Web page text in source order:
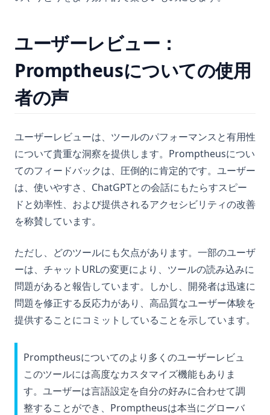
What Is Elif in Python - Explained!
What is Boolean in Python?
What is Do Nothing in Python? Understanding The Pass
Statement
What is Parsing in Python - Explained!
Library
What is XGBoost, The Powerhouse of Machine Learning
Algorithms
What is an Expression in Python?
What is the Difference? Python vs ActivePython vs
Anaconda Compared
ド方法
Windows、Mac、LinuxのPythonのアップグレード方法
XGBoostとは、機械学習アルゴリズムのパワーハウス
Zen of Python: What It Is And How to Access
[解説] Python、Pandas、PySparkでのデータフレームのグルー
プ化方法
ipykernel: Jupyter Notebook 用の Python カーネルの説明
ユーザーレビュー：
Promptheusについての使用
者の声
ユーザーレビューは、ツールのパフォーマンスと有用性
について貴重な洞察を提供します。Promptheusについ
てのフィードバックは、圧倒的に肯定的です。ユーザー
は、使いやすさ、ChatGPTとの会話にもたらすスピー
ドと効率性、および提供されるアクセシビリティの改善
を称賛しています。
ただし、どのツールにも欠点があります。一部のユーザ
ーは、チャットURLの変更により、ツールの読み込みに
問題があると報告しています。しかし、開発者は迅速に
問題を修正する反応力があり、高品質なユーザー体験を
提供することにコミットしていることを示しています。
Promptheusについてのより多くのユーザーレビュ
このツールには高度なカスタマイズ機能もありま
す。ユーザーは言語設定を自分の好みに合わせて調
整することができ、Promptheusは本当にグローバ